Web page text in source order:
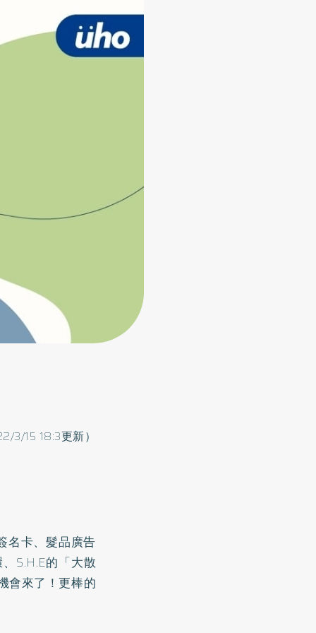
3/15 18:3更新）
名卡、髮品廣告
S.H.E的「大散
會來了！更棒的